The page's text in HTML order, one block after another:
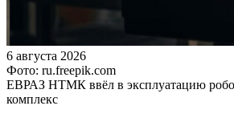
6 августа 2026
Фото: ru.freepik.com
ЕВРАЗ НТМК ввёл в эксплуатацию
комплекс